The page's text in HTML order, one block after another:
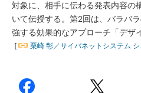
対象に、相手に伝わる発表内容の
いて伝授する。第2回は、バラバ
強する効果的なアプローチ「デザ
[ 栗崎 彰／サイバネットシステム